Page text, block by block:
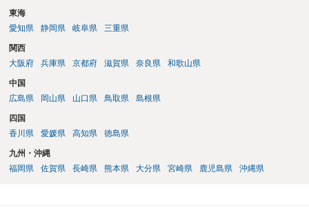
東海
愛知県
静岡県 岐阜県 三重県
関西
大阪府
兵庫県 京都府 滋賀県 奈良県 和歌山県
中国
広島県
岡山県 山口県 鳥取県 島根県
四国
香川県
愛媛県 高知県 徳島県
九州・沖縄
福岡県
佐賀県 長崎県 熊本県 大分県 宮崎県 鹿児島県 沖縄県